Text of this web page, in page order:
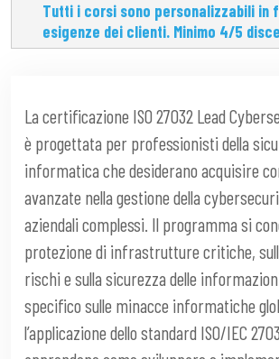
Tutti i corsi sono personalizzabili in
esigenze dei clienti. Minimo 4/5
La certificazione ISO 27032 Lead
è progettata per professionisti della
informatica che desiderano acquisire
avanzate nella gestione della
aziendali complessi. Il programma si
protezione di infrastrutture critiche,
rischi e sulla sicurezza delle
specifico sulle minacce informatiche
l’applicazione dello standard ISO/IEC